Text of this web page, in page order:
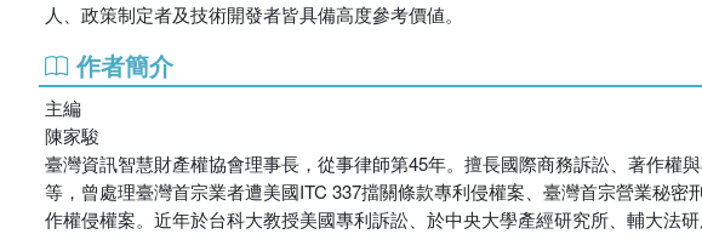
人、政策制定者及技術開發者皆具備高度參考價値。
作者簡介
主編
陳家駿
臺灣資訊智慧財產權協會理事長，從事律師第45年。擅長國際商務訴訟、著作
等，曾處理臺灣首宗業者遭美國ITC 337擋關條款專利侵權案、臺灣首宗營業秘
作權侵權案。近年於台科大教授美國專利訴訟、於中央大學產經研究所、輔大法